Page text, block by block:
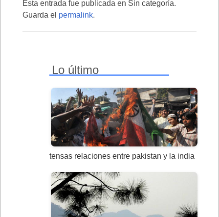
Esta entrada fue publicada en Sin categoría.
Guarda el permalink.
Lo último
tensas relaciones entre pakistan y la india